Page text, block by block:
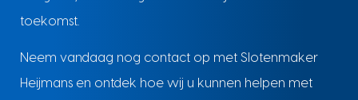
toekomst.
Neem vandaag nog contact op met Slotenmaker
Heijmans en ontdek hoe wij u kunnen helpen met